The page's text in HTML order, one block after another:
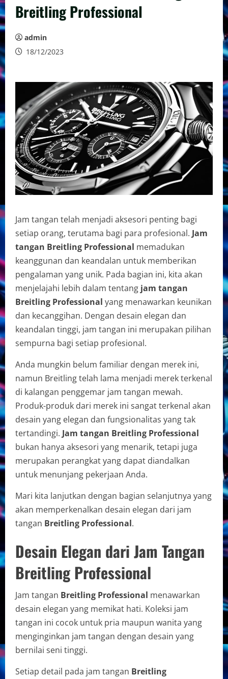
Breitling Professional
admin
18/12/2023
Jam tangan telah menjadi aksesori penting bagi
setiap orang, terutama bagi para profesional. Jam
tangan Breitling Professional memadukan
keanggunan dan keandalan untuk memberikan
pengalaman yang unik. Pada bagian ini, kita akan
menjelajahi lebih dalam tentang jam tangan
Breitling Professional yang menawarkan keunikan
dan kecanggihan. Dengan desain elegan dan
keandalan tinggi, jam tangan ini merupakan pilihan
sempurna bagi setiap profesional.
Anda mungkin belum familiar dengan merek ini,
namun Breitling telah lama menjadi merek terkenal
di kalangan penggemar jam tangan mewah.
Produk-produk dari merek ini sangat terkenal akan
desain yang elegan dan fungsionalitas yang tak
tertandingi. Jam tangan Breitling Professional
bukan hanya aksesori yang menarik, tetapi juga
merupakan perangkat yang dapat diandalkan
untuk menunjang pekerjaan Anda.
Mari kita lanjutkan dengan bagian selanjutnya yang
akan memperkenalkan desain elegan dari jam
tangan Breitling Professional.
Desain Elegan dari Jam Tangan
Breitling Professional
Jam tangan Breitling Professional menawarkan
desain elegan yang memikat hati. Koleksi jam
tangan ini cocok untuk pria maupun wanita yang
menginginkan jam tangan dengan desain yang
bernilai seni tinggi.
Setiap detail pada jam tangan Breitling